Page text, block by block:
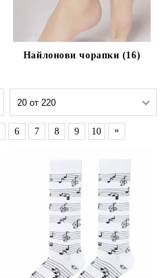
Найлонови чорапки (16)
6 7 8 9 10 »